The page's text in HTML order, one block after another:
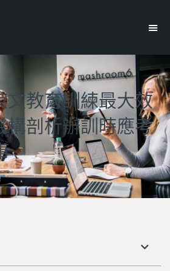
文教育訓練最大效
構剖析辦訓時應考